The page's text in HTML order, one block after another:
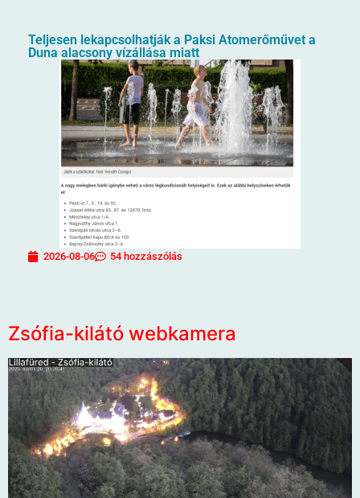
Teljesen lekapcsolhatják a Paksi Atomerőművet a
Duna alacsony vízállása miatt
2026-08-06 54 hozzászólás
Zsófia-kilátó webkamera